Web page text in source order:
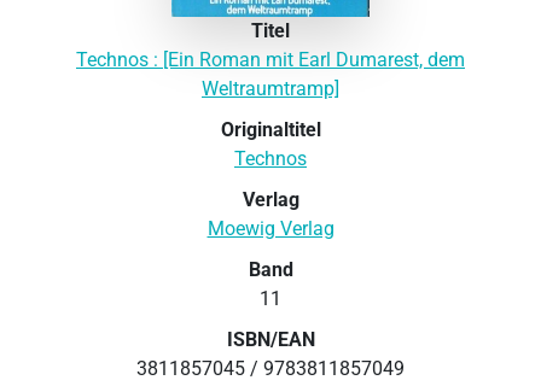
Titel
Technos : [Ein Roman mit Earl Dumarest, dem
Weltraumtramp]
Originaltitel
Technos
Verlag
Moewig Verlag
Band
11
ISBN/EAN
3811857045 / 9783811857049